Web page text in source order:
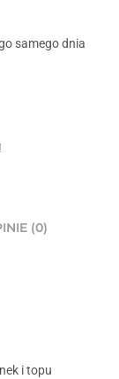
samego dnia
(0)
i topu